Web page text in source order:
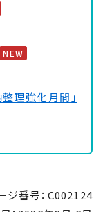
NEW
理強化月間」
～」のお知ら
ジ番号：C002124